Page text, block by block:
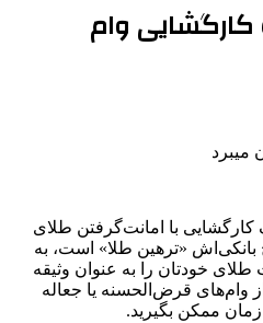
کارگشایی وام
کارگشایی با امانت‌گرفتن طلای
«ترهین طلا» است، به
خودتان را به عنوان وثیقه
وام‌های قرض‌الحسنه یا جعاله
زمان ممکن بگیرید.